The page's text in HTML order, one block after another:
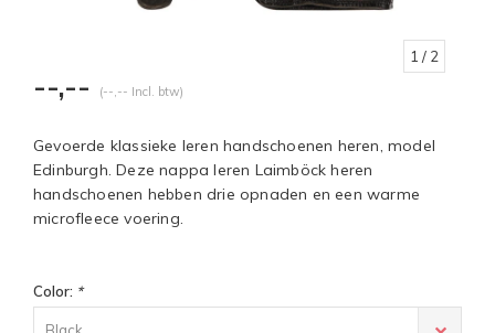
1 / 2
--,-- (--,-- Incl. btw)
Gevoerde klassieke leren handschoenen heren, model
Edinburgh. Deze nappa leren Laimböck heren
handschoenen hebben drie opnaden en een warme
microfleece voering.
Color: *